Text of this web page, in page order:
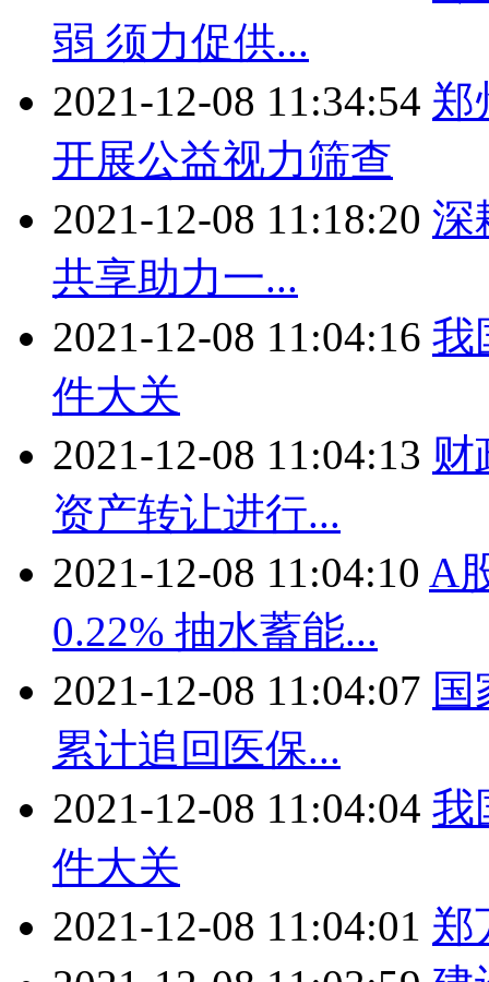
弱 须力促供...
2021-12-08 11:34:54 郑
开展公益视力筛查
2021-12-08 11:18:20 深
共享助力一...
2021-12-08 11:04:16 我
件大关
2021-12-08 11:04:13 财
资产转让进行...
2021-12-08 11:04:10 A
0.22% 抽水蓄能...
2021-12-08 11:04:07
累计追回医保...
2021-12-08 11:04:04 我
件大关
2021-12-08 11:04:01 郑